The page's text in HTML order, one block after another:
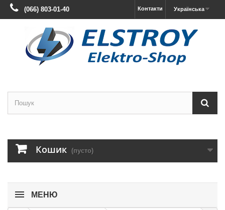
Українська
Контакти
(066) 803-01-40
Кошик (пусто)
МЕНЮ